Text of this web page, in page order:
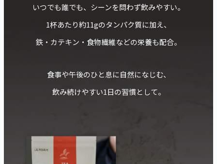
いつでも誰でも、シーンを問わず飲みやすい。
1杯あたり約11gのタンパク質に加え、
鉄・カテキン・食物繊維などの栄養も配合。
食事や午後のひと息に自然になじむ、
飲み続けやすい1日の習慣として。